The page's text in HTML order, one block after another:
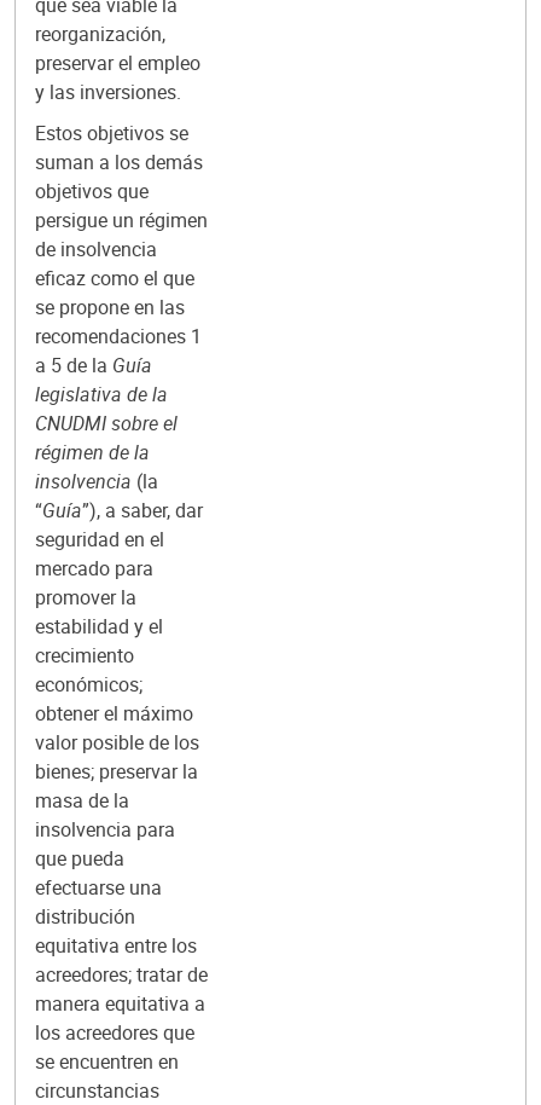
reorganización,
preservar el empleo
y las inversiones.
Estos objetivos se
suman a los demás
objetivos que
persigue un régimen
de insolvencia
eficaz como el que
se propone en las
recomendaciones 1
a 5 de la Guía
legislativa de la
CNUDMI sobre el
régimen de la
insolvencia (la
“Guía”), a saber, dar
seguridad en el
mercado para
promover la
estabilidad y el
crecimiento
económicos;
obtener el máximo
valor posible de los
bienes; preservar la
masa de la
insolvencia para
que pueda
efectuarse una
distribución
equitativa entre los
acreedores; tratar de
manera equitativa a
los acreedores que
se encuentren en
circunstancias